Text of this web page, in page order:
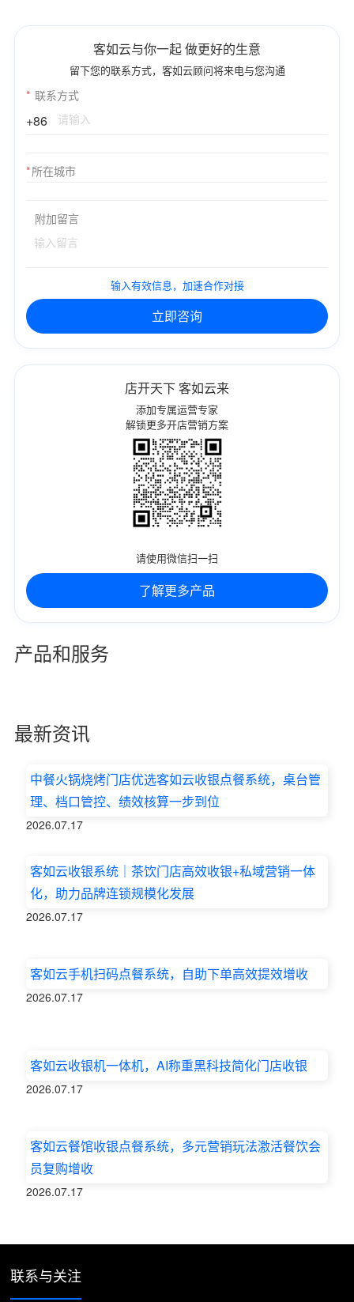
客如云与你一起 做更好的生意
留下您的联系方式，客如云顾问将来电与您沟通
* 联系方式
+86
*所在城市
附加留言
输入有效信息，加速合作对接
立即咨询
店开天下 客如云来
添加专属运营专家
解锁更多开店营销方案
请使用微信扫一扫
了解更多产品
产品和服务
抖音运营
最新资讯
中餐火锅烧烤门店优选客如云收银点餐系统，桌台管
理、档口管控、绩效核算一步到位
2026.07.17
客如云收银系统｜茶饮门店高效收银+私域营销一体
化，助力品牌连锁规模化发展
2026.07.17
客如云手机扫码点餐系统，自助下单高效提效增收
2026.07.17
客如云收银机一体机，AI称重黑科技简化门店收银
2026.07.17
客如云餐馆收银点餐系统，多元营销玩法激活餐饮会
员复购增收
2026.07.17
联系与关注